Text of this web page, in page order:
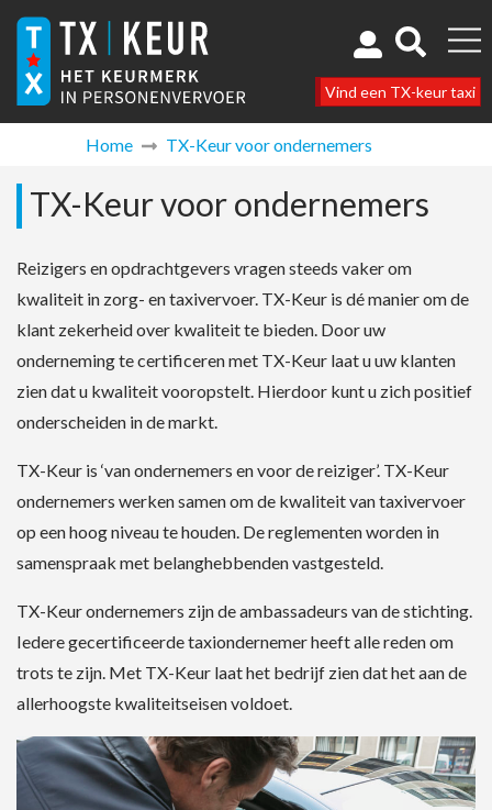
Vind een TX-keur taxi
Home TX-Keur voor ondernemers
TX-Keur voor ondernemers
Reizigers en opdrachtgevers vragen steeds vaker om
kwaliteit in zorg- en taxivervoer. TX-Keur is dé manier om de
klant zekerheid over kwaliteit te bieden. Door uw
onderneming te certificeren met TX-Keur laat u uw klanten
zien dat u kwaliteit vooropstelt. Hierdoor kunt u zich positief
onderscheiden in de markt.
TX-Keur is ‘van ondernemers en voor de reiziger’. TX-Keur
ondernemers werken samen om de kwaliteit van taxivervoer
op een hoog niveau te houden. De reglementen worden in
samenspraak met belanghebbenden vastgesteld.
TX-Keur ondernemers zijn de ambassadeurs van de stichting.
Iedere gecertificeerde taxiondernemer heeft alle reden om
trots te zijn. Met TX-Keur laat het bedrijf zien dat het aan de
allerhoogste kwaliteitseisen voldoet.